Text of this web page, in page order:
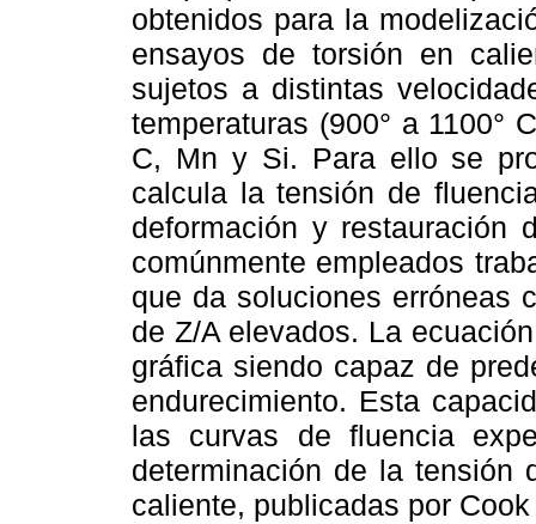
obtenidos para la
ensayos de torsión en
sujetos a distintas
temperaturas (900° a 1100°
C, Mn y Si. Para ello se
calcula la tensión de
deformación y restauración
comúnmente empleados
que da soluciones erróneas
de Z/A elevados. La
gráfica siendo capaz de
endurecimiento. Esta
las curvas de fluencia
determinación de la tensión
caliente, publicadas por